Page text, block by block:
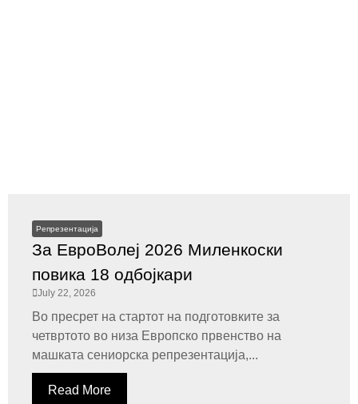
Репрезентација
За ЕвроВолеј 2026 Миленкоски
повика 18 одбојкари
July 22, 2026
Во пресрет на стартот на подготовките за
четвртото во низа Европско првенство на
машката сениорска репрезентација,...
Read More